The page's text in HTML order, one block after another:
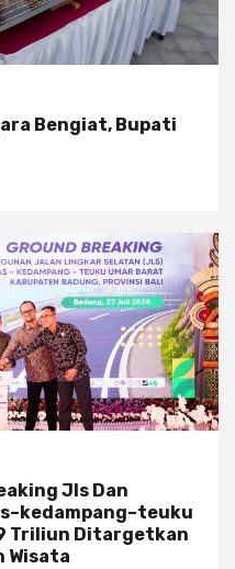
Bengiat, Bupati
Jls Dan
Triliun Ditargetkan
Wisata